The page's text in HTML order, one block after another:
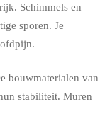
Schimmels en
sporen. Je
bouwmaterialen van
stabiliteit. Muren